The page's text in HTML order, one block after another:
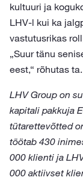
kultuuri ja
LHV-l kui ka
vastutusrikas
„Suur tänu
eest,“ rõhutas ta.
LHV Group on
kapitali pakkuja
tütarettevõtted
töötab 430
000 klienti ja
000 aktiivset